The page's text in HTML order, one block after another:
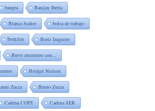
bangra Banijay Iberia
Blanca Suátez bolsa de trabajo
bonzos Boris Izaguirre
Breve encuentro con...
Bridger Nielson
Zucca Bruno Zucca
Cadena COPE Cadena SER